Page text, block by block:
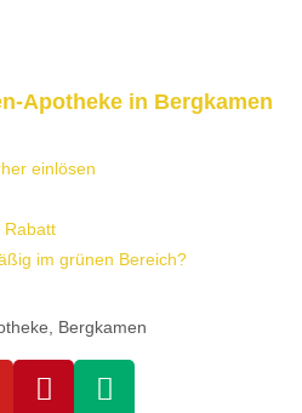
Apotheke in Bergkamen
einlösen
Rabatt
im grünen Bereich?
Bergkamen